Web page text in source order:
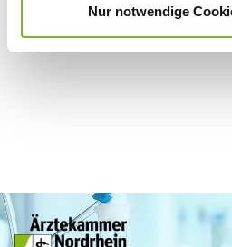
Nur notwendige